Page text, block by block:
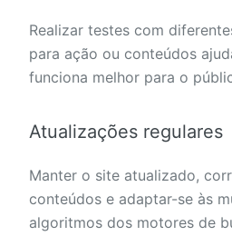
Realizar testes com
para ação ou conteúdos
funciona melhor para o
Atualizações regulares
Manter o site atualizado,
conteúdos e adaptar-se às
algoritmos dos motores de